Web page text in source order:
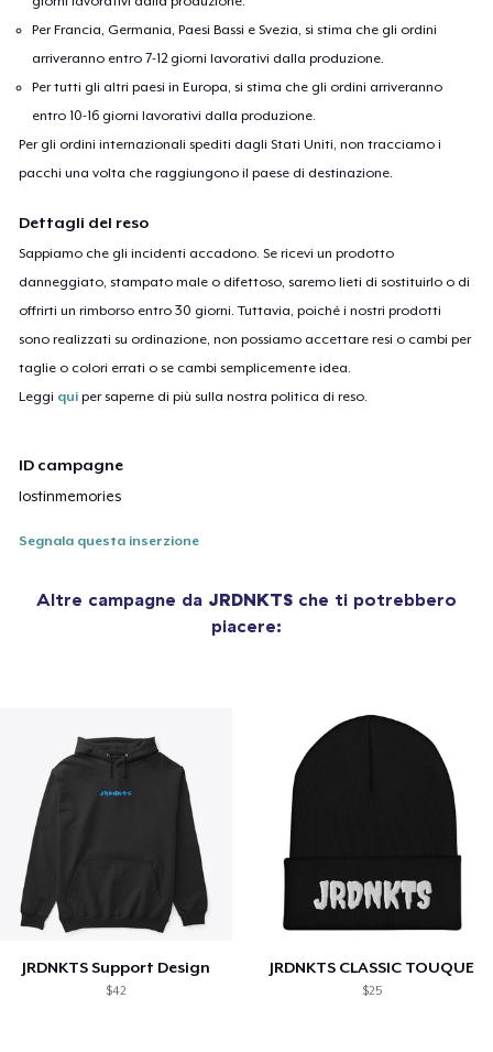
Per Francia, Germania, Paesi Bassi e Svezia, si stima che gli ordini
arriveranno entro 7-12 giorni lavorativi dalla produzione.
Per tutti gli altri paesi in Europa, si stima che gli ordini arriveranno
entro 10-16 giorni lavorativi dalla produzione.
Per gli ordini internazionali spediti dagli Stati Uniti, non tracciamo i
pacchi una volta che raggiungono il paese di destinazione.
Dettagli del reso
Sappiamo che gli incidenti accadono. Se ricevi un prodotto
danneggiato, stampato male o difettoso, saremo lieti di sostituirlo o di
offrirti un rimborso entro 30 giorni. Tuttavia, poiché i nostri prodotti
sono realizzati su ordinazione, non possiamo accettare resi o cambi per
taglie o colori errati o se cambi semplicemente idea.
Leggi qui per saperne di più sulla nostra politica di reso.
ID campagne
lostinmemories
Segnala questa inserzione
Altre campagne da JRDNKTS che ti potrebbero
piacere:
JRDNKTS Support Design
$42
JRDNKTS CLASSIC TOUQUE
$25